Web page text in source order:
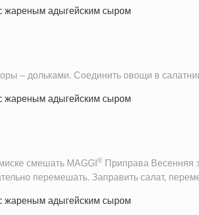
– дольками. Соединить овощи в
смешать MAGGI ® Приправа Весенняя
перемешать. Заправить салат,